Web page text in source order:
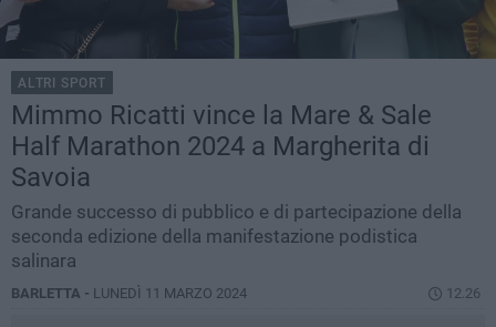
ALTRI SPORT
Mimmo Ricatti vince la Mare & Sale
Half Marathon 2024 a Margherita di
Savoia
Grande successo di pubblico e di partecipazione della
seconda edizione della manifestazione podistica
salinara
BARLETTA - LUNEDÌ 11 MARZO 2024 12.26